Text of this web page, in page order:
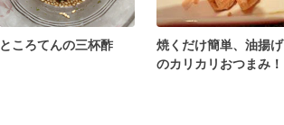
ところてんの三杯酢
焼くだけ簡単、油揚げ
のカリカリおつまみ！